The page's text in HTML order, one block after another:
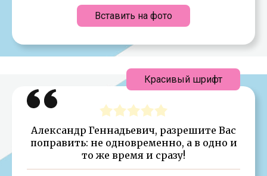
Вставить на фото
Александр Геннадьевич, разрешите Вас
поправить: не одновременно, а в одно и
то же время и сразу!
Красивый шрифт